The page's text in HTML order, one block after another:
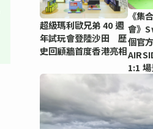
超級瑪利歐兄弟 40 週
年試玩會登陸沙田 歷
史回顧牆首度香港亮相
《集
會》
個官
1:1